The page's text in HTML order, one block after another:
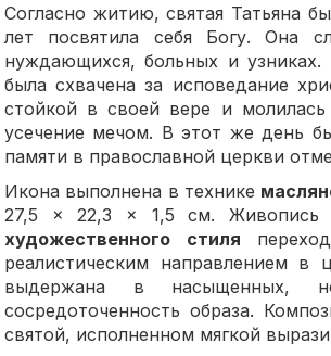
Согласно житию, святая Татьяна
лет посвятила себя Богу. Она
нуждающихся, больных и
была схвачена за исповедание
стойкой в своей вере и молилась
усечение мечом. В этот же день
памяти в православной церкви
Икона выполнена в технике
27,5 × 22,3 × 1,5 см. Живопись
художественного стиля
реалистическим направлением
выдержана в насыщенных,
сосредоточенность образа.
святой, исполненном мягкой